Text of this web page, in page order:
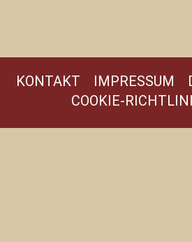
KONTAKT IMPRESSUM
COOKIE-